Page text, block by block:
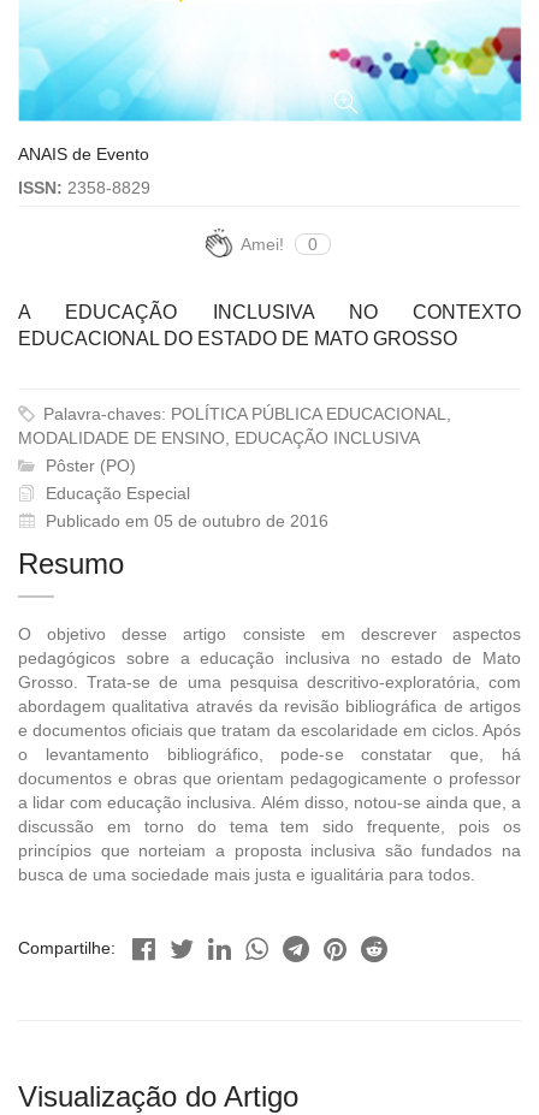
ANAIS de Evento
ISSN: 2358-8829
Amei! 0
A EDUCAÇÃO INCLUSIVA NO CONTEXTO
EDUCACIONAL DO ESTADO DE MATO GROSSO
Palavra-chaves: POLÍTICA PÚBLICA EDUCACIONAL,
MODALIDADE DE ENSINO, EDUCAÇÃO INCLUSIVA
Pôster (PO)
Educação Especial
Publicado em 05 de outubro de 2016
Resumo
O objetivo desse artigo consiste em descrever aspectos
pedagógicos sobre a educação inclusiva no estado de Mato
Grosso. Trata-se de uma pesquisa descritivo-exploratória, com
abordagem qualitativa através da revisão bibliográfica de artigos
e documentos oficiais que tratam da escolaridade em ciclos. Após
o levantamento bibliográfico, pode-se constatar que, há
documentos e obras que orientam pedagogicamente o professor
a lidar com educação inclusiva. Além disso, notou-se ainda que, a
discussão em torno do tema tem sido frequente, pois os
princípios que norteiam a proposta inclusiva são fundados na
busca de uma sociedade mais justa e igualitária para todos.
Compartilhe:
Visualização do Artigo